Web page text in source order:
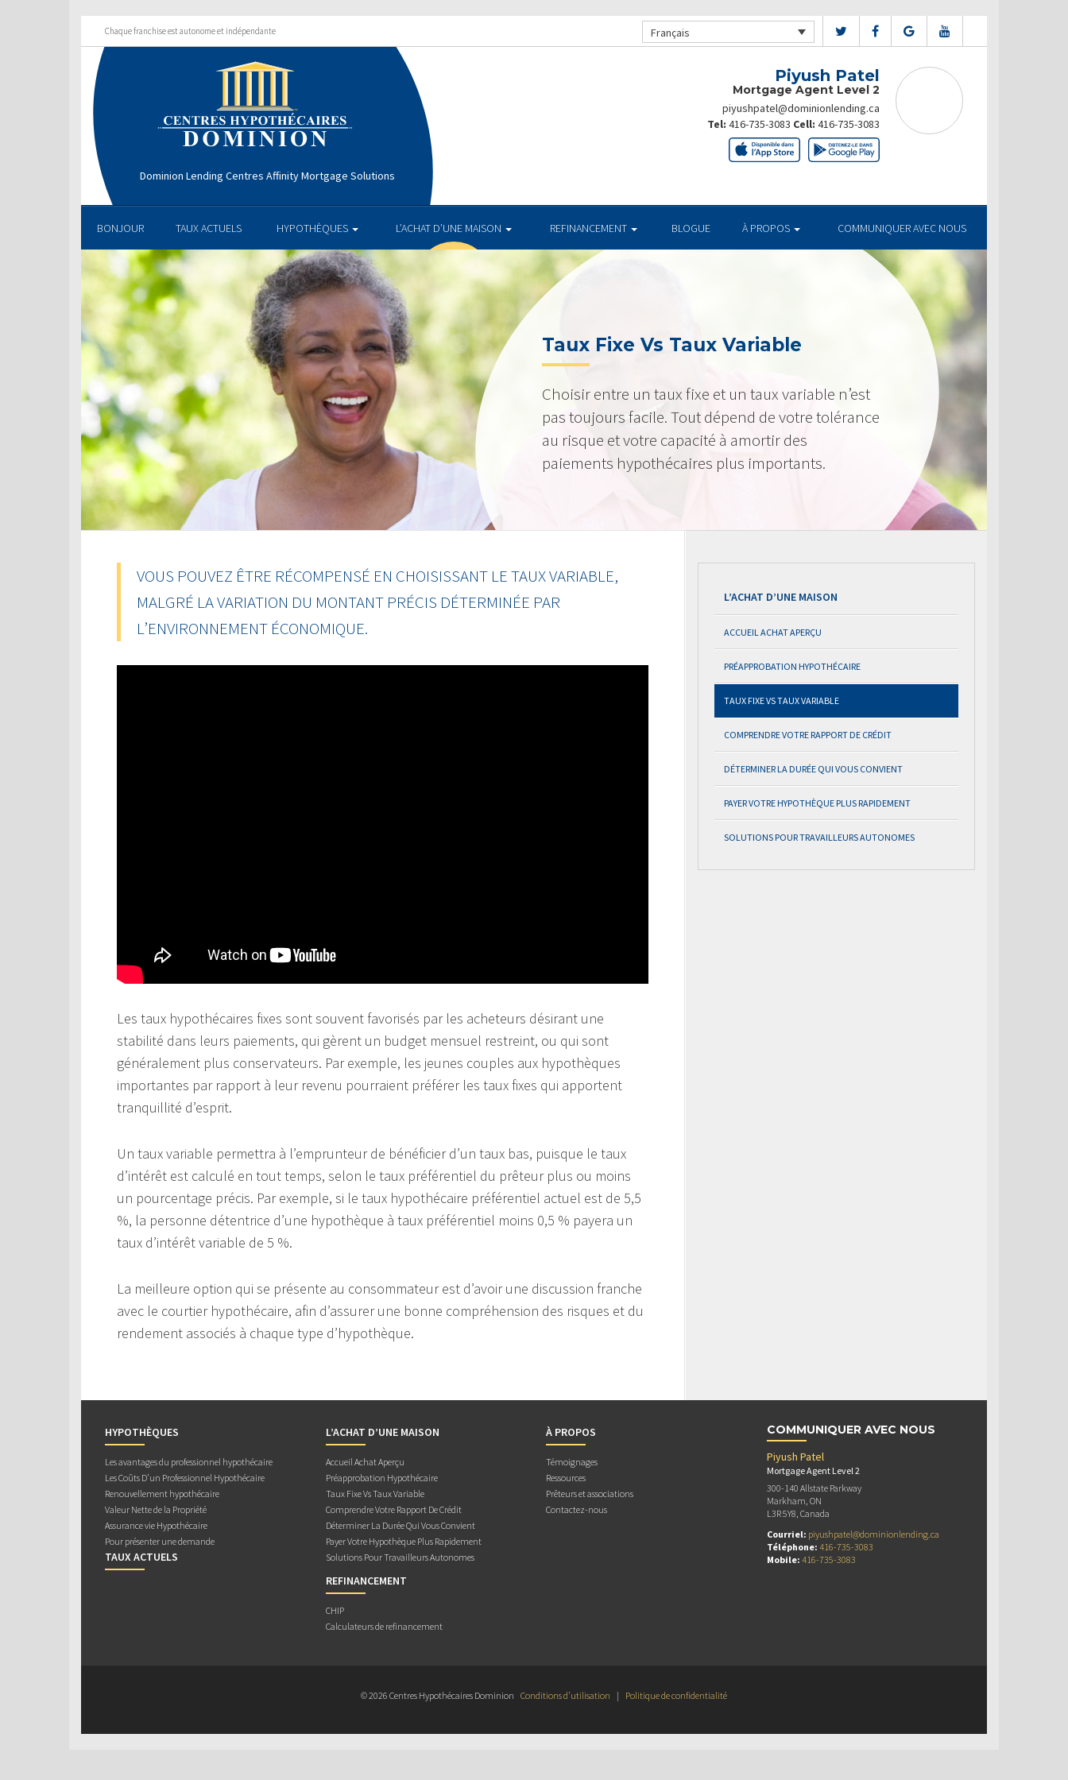
Chaque franchise est autonome et indépendante Français
Dominion Lending Centres Affinity Mortgage Solutions
Piyush Patel
Mortgage Agent Level 2
piyushpatel@dominionlending.ca
Tel: 416-735-3083 Cell: 416-735-3083
BONJOUR TAUX ACTUELS HYPOTHÈQUES L’ACHAT D’UNE MAISON REFINANCEMENT BLOGUE À PROPOS COMMUNIQUER AVEC NOUS
Taux Fixe Vs Taux Variable
Choisir entre un taux fixe et un taux variable n’est
pas toujours facile. Tout dépend de votre tolérance
au risque et votre capacité à amortir des
paiements hypothécaires plus importants.
VOUS POUVEZ ÊTRE RÉCOMPENSÉ EN CHOISISSANT LE TAUX VARIABLE,
MALGRÉ LA VARIATION DU MONTANT PRÉCIS DÉTERMINÉE PAR
L’ENVIRONNEMENT ÉCONOMIQUE.
Les taux hypothécaires fixes sont souvent favorisés par les acheteurs désirant une
stabilité dans leurs paiements, qui gèrent un budget mensuel restreint, ou qui sont
généralement plus conservateurs. Par exemple, les jeunes couples aux hypothèques
importantes par rapport à leur revenu pourraient préférer les taux fixes qui apportent
tranquillité d’esprit.
Un taux variable permettra à l’emprunteur de bénéficier d’un taux bas, puisque le taux
d’intérêt est calculé en tout temps, selon le taux préférentiel du prêteur plus ou moins
un pourcentage précis. Par exemple, si le taux hypothécaire préférentiel actuel est de 5,5
%, la personne détentrice d’une hypothèque à taux préférentiel moins 0,5 % payera un
taux d’intérêt variable de 5 %.
La meilleure option qui se présente au consommateur est d’avoir une discussion franche
avec le courtier hypothécaire, afin d’assurer une bonne compréhension des risques et du
rendement associés à chaque type d’hypothèque.
L’ACHAT D’UNE MAISON
ACCUEIL ACHAT APERÇU
PRÉAPPROBATION HYPOTHÉCAIRE
TAUX FIXE VS TAUX VARIABLE
COMPRENDRE VOTRE RAPPORT DE CRÉDIT
DÉTERMINER LA DURÉE QUI VOUS CONVIENT
PAYER VOTRE HYPOTHÈQUE PLUS RAPIDEMENT
SOLUTIONS POUR TRAVAILLEURS AUTONOMES
HYPOTHÈQUES
Les avantages du professionnel hypothécaire
Les Coûts D’un Professionnel Hypothécaire
Renouvellement hypothécaire
Valeur Nette de la Propriété
Assurance vie Hypothécaire
Pour présenter une demande
TAUX ACTUELS
L’ACHAT D’UNE MAISON
Accueil Achat Aperçu
Préapprobation Hypothécaire
Taux Fixe Vs Taux Variable
Comprendre Votre Rapport De Crédit
Déterminer La Durée Qui Vous Convient
Payer Votre Hypothèque Plus Rapidement
Solutions Pour Travailleurs Autonomes
REFINANCEMENT
CHIP
Calculateurs de refinancement
À PROPOS
Témoignages
Ressources
Prêteurs et associations
Contactez-nous
COMMUNIQUER AVEC NOUS
Piyush Patel
Mortgage Agent Level 2
300-140 Allstate Parkway
Markham, ON
L3R 5Y8, Canada
Courriel: piyushpatel@dominionlending.ca
Téléphone: 416-735-3083
Mobile: 416-735-3083
© 2026 Centres Hypothécaires Dominion Conditions d’utilisation | Politique de confidentialité